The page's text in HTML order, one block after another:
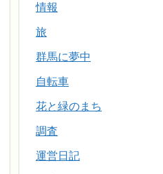
情報
旅
群馬に夢中
自転車
花と緑のまち
調査
運営日記